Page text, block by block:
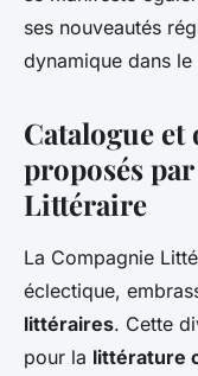
ses nouveautés
dynamique dans
Catalogue et
proposés
Littéraire
La Compagnie
éclectique,
littéraires. Cette
pour la littérature